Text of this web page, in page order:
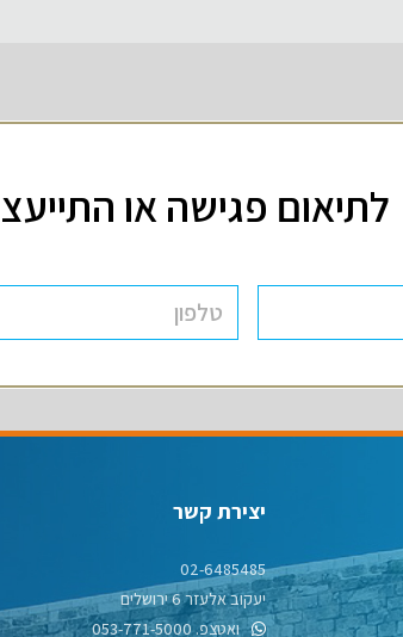
לתיאום פגישה או
יצירת קשר
02-6485485
יעקוב אלעזר 6 ירושלים
ואטצפ. 053-771-5000